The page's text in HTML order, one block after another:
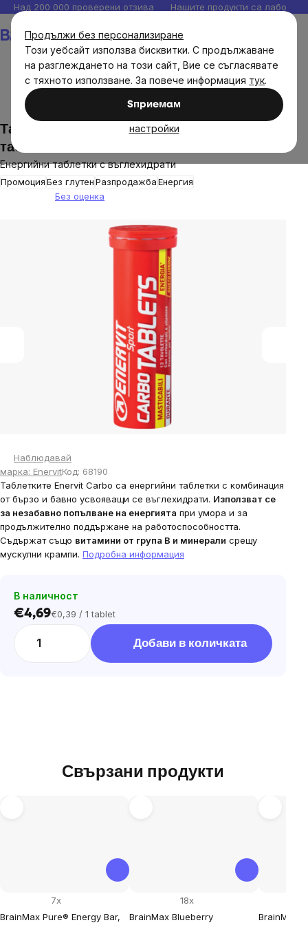
Продължи без персонализиране
Този уебсайт използва бисквитки. С продължаване
на разглеждането на този сайт, Вие се съгласявате
с тяхното използване. За повече информация тук.
Sпpиeмaм
настройки
Прескочи
към
съдържанието
Над 200 000 проверени отзива Нашите продукти са
Спортно хранене
Таблетки Enervit Carbo, лимон, 12
таблетки
Енергийни таблетки с въглехидрати
ПромоцияБез глутенРазпродажбаЕнергия
Без оценка
Наблюдавай
марка: EnervitКод: 68190
Таблетките Enervit Carbo са енергийни таблетки с комбинация
от бързо и бавно усвояващи се въглехидрати. Използват се
за незабавно попълване на енергията при умора и за
продължително поддържане на работоспособността.
Съдържат също витамини от група В и минерали срещу
мускулни крампи. Подробна информация
В наличност
€4,69Цена
€0,39 / 1 tablet
Добави в количката
Свързани продукти
BrainMax Pure® Energy Bar,
7x
BrainMax Blueberry
18x
BrainMax®